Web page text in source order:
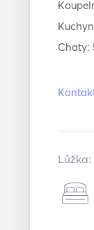
Chaty:
Lůžka: